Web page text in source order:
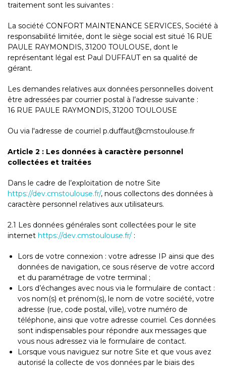
traitement sont les suivantes :
La société CONFORT MAINTENANCE SERVICES, Société à
responsabilité limitée, dont le siège social est situé 16 RUE
PAULE RAYMONDIS, 31200 TOULOUSE, dont le
représentant légal est Paul DUFFAUT en sa qualité de
gérant.
Les demandes relatives aux données personnelles doivent
être adressées par courrier postal à l’adresse suivante :
16 RUE PAULE RAYMONDIS, 31200 TOULOUSE
Ou via l'adresse de courriel p.duffaut@cmstoulouse.fr
Article 2 : Les données à caractère personnel
collectées et traitées
Dans le cadre de l’exploitation de notre Site
https://dev.cmstoulouse.fr/, nous collectons des données à
caractère personnel relatives aux utilisateurs.
2.1 Les données générales sont collectées pour le site
internet https://dev.cmstoulouse.fr/ :
Lors de votre connexion : votre adresse IP ainsi que des
données de navigation, ce sous réserve de votre accord
et du paramétrage de votre terminal ;
Lors d’échanges avec nous via le formulaire de contact :
vos nom(s) et prénom(s), le nom de votre société, votre
adresse (rue, code postal, ville), votre numéro de
téléphone, ainsi que votre adresse courriel. Ces données
sont indispensables pour répondre aux messages que
vous nous adressez via le formulaire de contact.
Lorsque vous naviguez sur notre Site et que vous avez
autorisé la collecte de vos données par le biais des